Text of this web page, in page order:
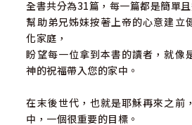
全書共分為31篇，每一篇都是簡單且
幫助弟兄姊妹按著上帝的心意建立
化家庭，
盼望每一位拿到本書的讀者，就像
神的祝福帶入您的家中。
在末後世代，也就是耶穌再來之前
中，一個很重要的目標。